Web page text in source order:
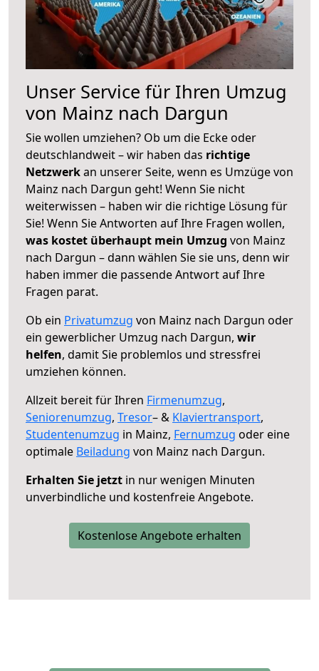
Unser Service für Ihren Umzug
von Mainz nach Dargun
Sie wollen umziehen? Ob um die Ecke oder
deutschlandweit – wir haben das richtige
Netzwerkan unserer Seite, wenn es Umzüge von
Mainz nach Dargun geht! Wenn Sie nicht
weiterwissen – haben wir die richtige Lösung für
Sie! Wenn Sie Antworten auf Ihre Fragen wollen,
was kostet überhaupt mein Umzug von Mainz
nach Dargun – dann wählen Sie sie uns, denn wir
haben immer die passende Antwort auf Ihre
Fragen parat.
Ob ein Privatumzug von Mainz nach Dargun oder
ein gewerblicher Umzug nach Dargun, wir
helfen, damit Sie problemlos und stressfrei
umziehen können.
Allzeit bereit für Ihren Firmenumzug,
Seniorenumzug, Tresor– & Klaviertransport,
Studentenumzug in Mainz, Fernumzug oder eine
optimale Beiladung von Mainz nach Dargun.
Erhalten Sie jetzt in nur wenigen Minuten
unverbindliche und kostenfreie Angebote.
Kostenlose Angebote erhalten